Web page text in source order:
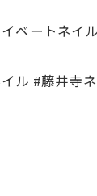
ベートネイ
ル #藤井寺